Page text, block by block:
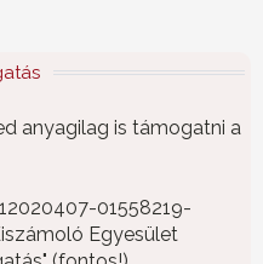
anyagilag is támogatni a
01558219-
Egyesület